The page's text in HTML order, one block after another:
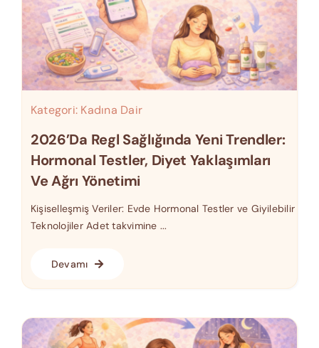
Kategori: Kadına Dair
2026’da Regl Sağlığında Yeni Trendler:
Hormonal Testler, Diyet Yaklaşımları
Ve Ağrı Yönetimi
Kişiselleşmiş Veriler: Evde Hormonal Testler ve Giyilebilir
Teknolojiler Adet takvimine ...
Devamı